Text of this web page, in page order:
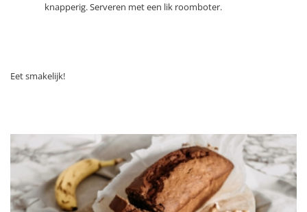
knapperig. Serveren met een lik roomboter.
Eet smakelijk!